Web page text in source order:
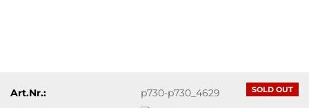
SOLD OUT
Art.Nr.:
p730-p730_4629